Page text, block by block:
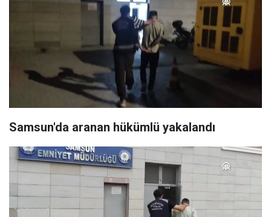
Samsun'da aranan hükümlü yakalandı